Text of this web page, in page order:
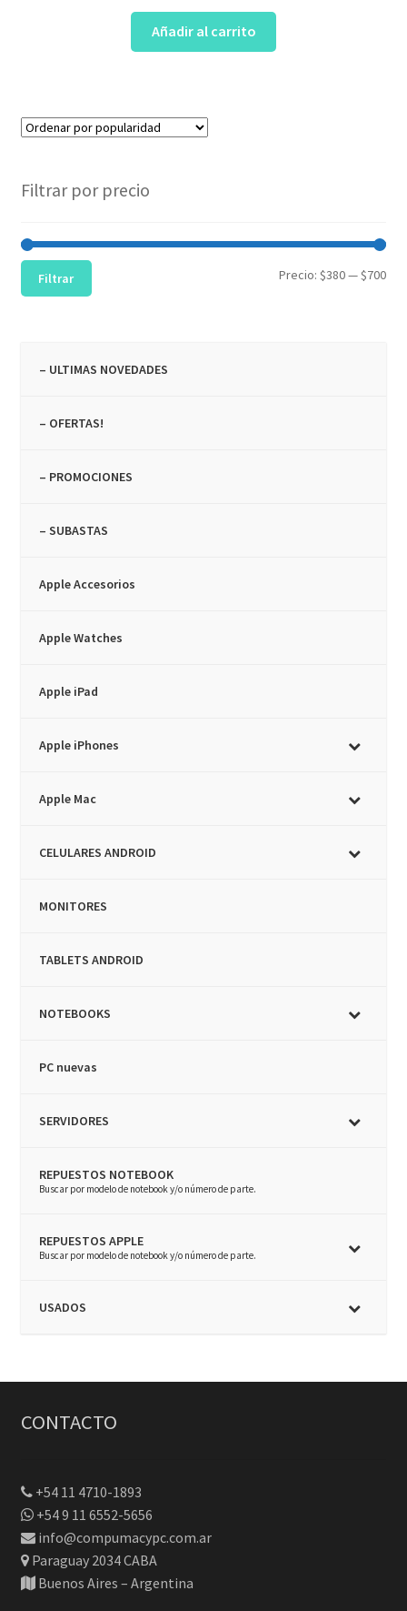
Añadir al carrito
Filtrar por precio
Filtrar Precio:$380—$700
– ULTIMAS NOVEDADES
– OFERTAS!
– PROMOCIONES
– SUBASTAS
Apple Accesorios
Apple Watches
Apple iPad
Apple iPhones
Apple Mac
CELULARES ANDROID
MONITORES
TABLETS ANDROID
NOTEBOOKS
PC nuevas
SERVIDORES
REPUESTOS NOTEBOOK
–
Buscar por modelo de notebook y/o número de parte.
REPUESTOS APPLE
–
Buscar por modelo de notebook y/o número de parte.
USADOS
CONTACTO
+54 11 4710-1893
+54 9 11 6552-5656
info@compumacypc.com.ar
Paraguay 2034 CABA
Buenos Aires – Argentina